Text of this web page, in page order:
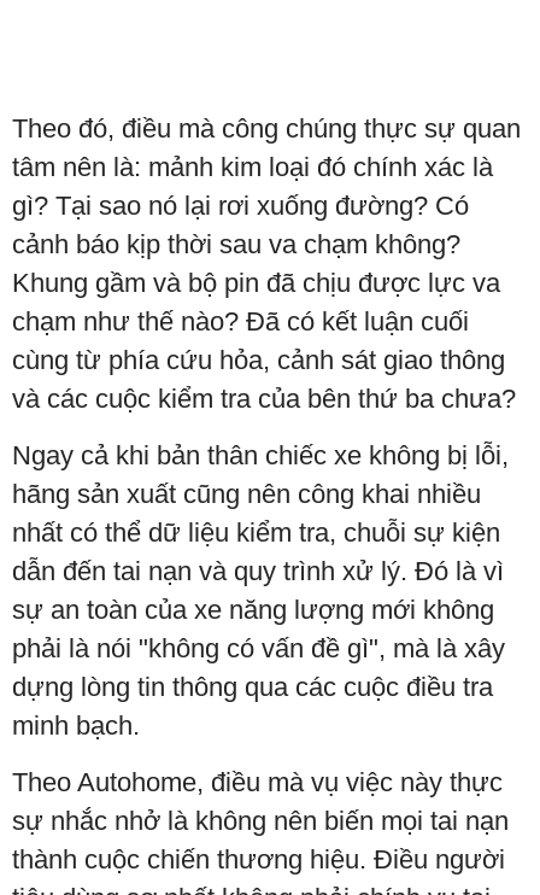
Theo đó, điều mà công chúng thực sự quan
tâm nên là: mảnh kim loại đó chính xác là
gì? Tại sao nó lại rơi xuống đường? Có
cảnh báo kịp thời sau va chạm không?
Khung gầm và bộ pin đã chịu được lực va
chạm như thế nào? Đã có kết luận cuối
cùng từ phía cứu hỏa, cảnh sát giao thông
và các cuộc kiểm tra của bên thứ ba chưa?
Ngay cả khi bản thân chiếc xe không bị lỗi,
hãng sản xuất cũng nên công khai nhiều
nhất có thể dữ liệu kiểm tra, chuỗi sự kiện
dẫn đến tai nạn và quy trình xử lý. Đó là vì
sự an toàn của xe năng lượng mới không
phải là nói "không có vấn đề gì", mà là xây
dựng lòng tin thông qua các cuộc điều tra
minh bạch.
Theo Autohome, điều mà vụ việc này thực
sự nhắc nhở là không nên biến mọi tai nạn
thành cuộc chiến thương hiệu. Điều người